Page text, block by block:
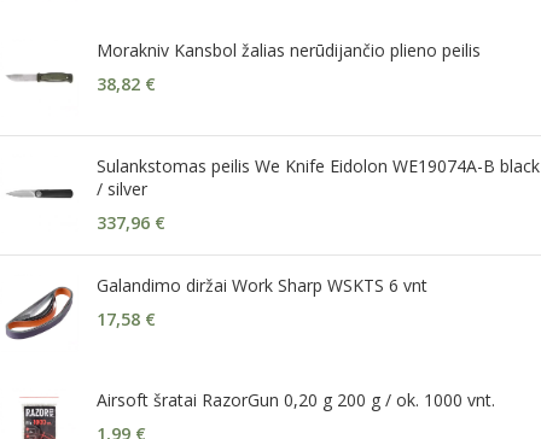
Morakniv Kansbol žalias nerūdijančio plieno peilis
38,82 €
Sulankstomas peilis We Knife Eidolon WE19074A-B black
/ silver
337,96 €
Galandimo diržai Work Sharp WSKTS 6 vnt
17,58 €
Airsoft šratai RazorGun 0,20 g 200 g / ok. 1000 vnt.
1,99 €